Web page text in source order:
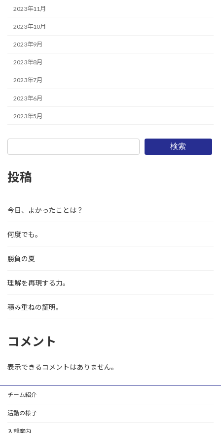
2023年11月
2023年10月
2023年9月
2023年8月
2023年7月
2023年6月
2023年5月
検索
投稿
今日、よかったことは？
何度でも。
勝負の夏
理解を再現する力。
積み重ねの証明。
コメント
表示できるコメントはありません。
チーム紹介
活動の様子
入部案内